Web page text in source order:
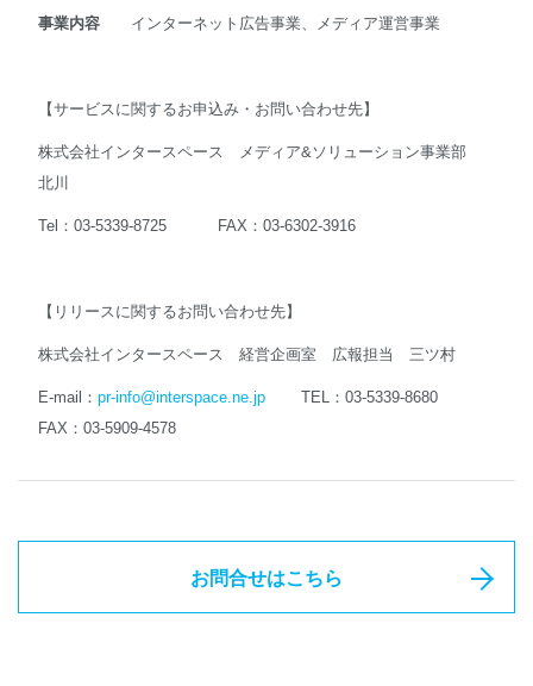
事業内容 インターネット広告事業、メディア運営事業
【サービスに関するお申込み・お問い合わせ先】
株式会社インタースペース メディア&ソリューション事業部
北川
Tel：03-5339-8725 FAX：03-6302-3916
【リリースに関するお問い合わせ先】
株式会社インタースペース 経営企画室 広報担当 三ツ村
E-mail： pr-info@interspace.ne.jpTEL：03-5339-8680
FAX：03-5909-4578
お問合せはこちら